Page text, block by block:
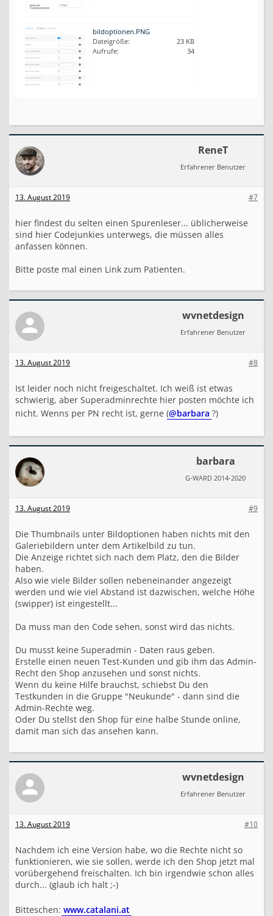
bildoptionen.PNG
Dateigröße:
23 KB
Aufrufe:
34
ReneT
Erfahrener Benutzer
#7
13. August 2019
hier findest du selten einen Spurenleser... üblicherweise
sind hier Codejunkies unterwegs, die müssen alles
anfassen können.
Bitte poste mal einen Link zum Patienten.
wvnetdesign
Erfahrener Benutzer
#8
13. August 2019
Ist leider noch nicht freigeschaltet. Ich weiß ist etwas
schwierig, aber Superadminrechte hier posten möchte ich
nicht. Wenns per PN recht ist, gerne (@barbara ?)
barbara
G-WARD 2014-2020
#9
13. August 2019
Die Thumbnails unter Bildoptionen haben nichts mit den
Galeriebildern unter dem Artikelbild zu tun.
Die Anzeige richtet sich nach dem Platz, den die Bilder
haben.
Also wie viele Bilder sollen nebeneinander angezeigt
werden und wie viel Abstand ist dazwischen, welche Höhe
(swipper) ist eingestellt...
Da muss man den Code sehen, sonst wird das nichts.
Du musst keine Superadmin - Daten raus geben.
Erstelle einen neuen Test-Kunden und gib ihm das Admin-
Recht den Shop anzusehen und sonst nichts.
Wenn du keine Hilfe brauchst, schiebst Du den
Testkunden in die Gruppe "Neukunde" - dann sind die
Admin-Rechte weg.
Oder Du stellst den Shop für eine halbe Stunde online,
damit man sich das ansehen kann.
wvnetdesign
Erfahrener Benutzer
#10
13. August 2019
Nachdem ich eine Version habe, wo die Rechte nicht so
funktionieren, wie sie sollen, werde ich den Shop jetzt mal
vorübergehend freischalten. Ich bin irgendwie schon alles
durch... (glaub ich halt ;-)
Bitteschen: www.catalani.at